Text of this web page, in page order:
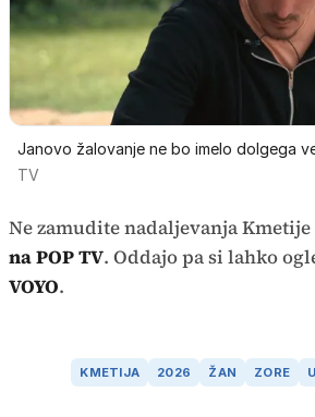
Janovo žalovanje ne bo imelo dolgega
TV
Ne zamudite nadaljevanja Kmetije
na POP TV. Oddajo pa si lahko
VOYO.
KMETIJA 2026 ŽAN ZORE